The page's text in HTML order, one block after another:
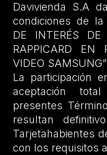
Davivienda S.A
condiciones de
DE INTERÉS
RAPPICARD EN
VIDEO
La participación
aceptación
presentes
resultan
Tarjetahabientes
con los requisitos